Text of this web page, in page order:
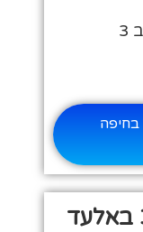
02 -רשבי 32 באלעד